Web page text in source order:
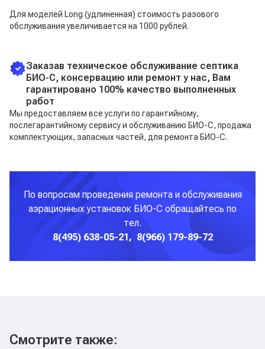
Для моделей Long (удлиненная) стоимость разового
обслуживания увеличивается на 1000 рублей.
Заказав техническое обслуживание септика
БИО-С, консервацию или ремонт у нас, Вам
гарантировано 100% качество выполненных
работ
Мы предоставляем все услуги по гарантийному,
послегарантийному сервису и обслуживанию БИО-С, продажа
комплектующих, запасных частей, для ремонта БИО-С.
По вопросам проведения ремонта и обслуживания
аэрационных установок БИО-С обращайтесь по
тел.
8(495) 638-05-21, 8(966) 179-89-72
Смотрите также: